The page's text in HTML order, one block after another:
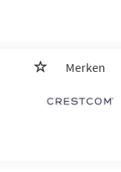
Merken